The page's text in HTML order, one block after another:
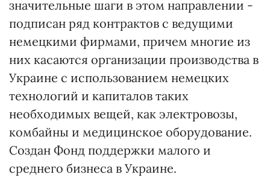
значительные шаги в этом направлении -
подписан ряд контрактов с ведущими
немецкими фирмами, причем многие из
них касаются организации производства в
Украине с использованием немецких
технологий и капиталов таких
необходимых вещей, как электровозы,
комбайны и медицинское оборудование.
Создан Фонд поддержки малого и
среднего бизнеса в Украине.